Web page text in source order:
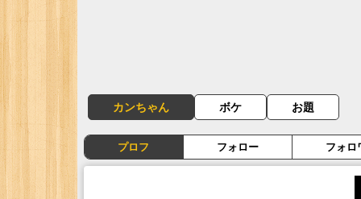
カンちゃん ボケ お題
プロフ フォロー フォロ